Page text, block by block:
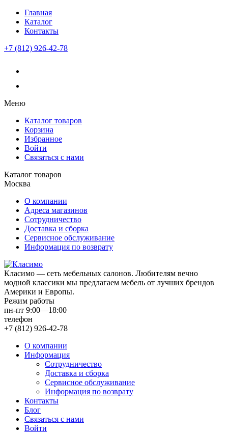
Главная
Каталог
Контакты
+7 (812) 926-42-78
Меню
Каталог товаров
Корзина
Избранное
Войти
Связаться с нами
Каталог товаров
Москва
О компании
Адреса магазинов
Сотрудничество
Доставка и сборка
Сервисное обслуживание
Информация по возврату
Класимо — cеть мебельных салонов. Любителям вечно
модной классики мы предлагаем мебель от лучших брендов
Америки и Европы.
Режим работы
пн-пт 9:00—18:00
телефон
+7 (812) 926-42-78
О компании
Информация
Сотрудничество
Доставка и сборка
Сервисное обслуживание
Информация по возврату
Контакты
Блог
Связаться с нами
Войти